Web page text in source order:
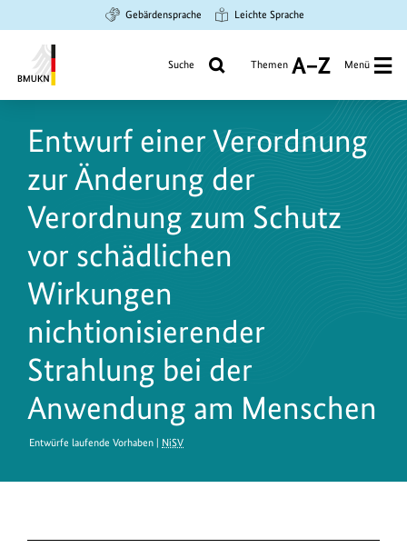
Hauptinhalt
springen
Suche
springen
Hauptnavigation
springen
Gebärdensprache Leichte Sprache
Umwelt,
Klimaschutz,
Naturschutz
und
nukleare
Sicherheit
Suche Themen
A
Z
Menü
Entwurf einer Verordnung
zur Änderung der
Verordnung zum Schutz
vor schädlichen
Wirkungen
nichtionisierender
Strahlung bei der
Anwendung am Menschen
Entwürfe laufende Vorhaben | NiSV